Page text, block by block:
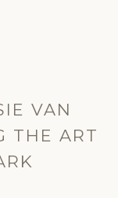
VAN
THE ART